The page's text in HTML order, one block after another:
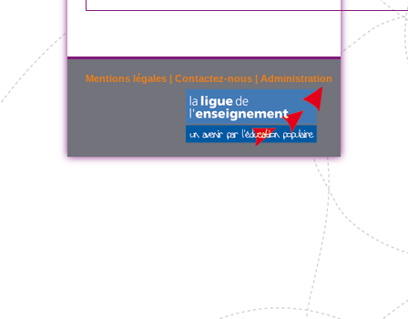
Mentions légales | Contactez-nous | Administration